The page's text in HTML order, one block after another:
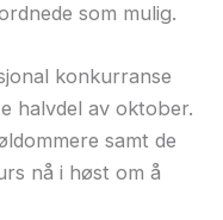
som mulig.
konkurranse
halvdel av oktober.
samt de
nå i høst om å